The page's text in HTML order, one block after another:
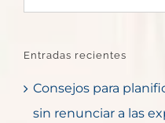
Entradas recientes
Consejos para
sin renunciar a las